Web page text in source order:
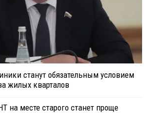
станут обязательным условием
жилых кварталов
на месте старого станет проще